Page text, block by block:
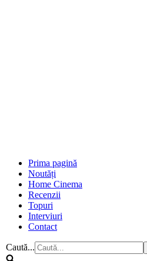
Prima pagină
Noutăți
Home Cinema
Recenzii
Topuri
Interviuri
Contact
Caută...